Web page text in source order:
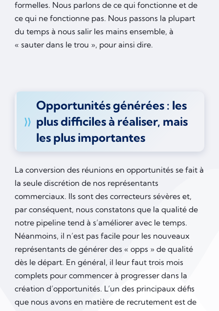
formelles. Nous parlons de ce qui fonctionne et de
ce qui ne fonctionne pas. Nous passons la plupart
du temps à nous salir les mains ensemble, à
« sauter dans le trou », pour ainsi dire.
Opportunités générées : les
plus difficiles à réaliser, mais
les plus importantes
La conversion des réunions en opportunités se fait à
la seule discrétion de nos représentants
commerciaux. Ils sont des correcteurs sévères et,
par conséquent, nous constatons que la qualité de
notre pipeline tend à s’améliorer avec le temps.
Néanmoins, il n’est pas facile pour les nouveaux
représentants de générer des « opps » de qualité
dès le départ. En général, il leur faut trois mois
complets pour commencer à progresser dans la
création d’opportunités. L’un des principaux défis
que nous avons en matière de recrutement est de